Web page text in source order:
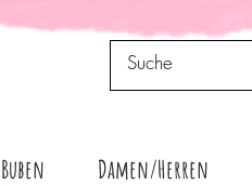
Buben Damen/Herren